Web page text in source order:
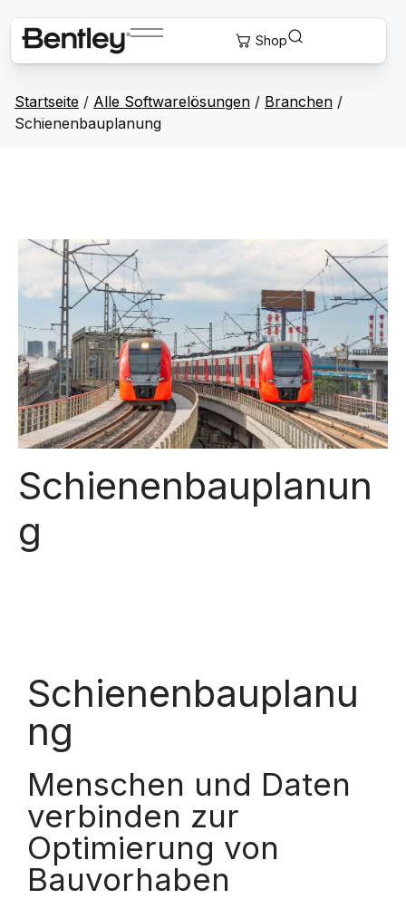
Startseite / Alle Softwarelösungen / Branchen /
Schienenbauplanung
Schienenbauplanun
g
Schienenbauplanu
ng
Menschen und Daten
verbinden zur
Optimierung von
Bauvorhaben